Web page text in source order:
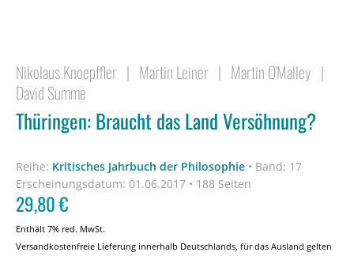
Nikolaus Knoepffler | Martin Leiner | Martin O'Malley |
David Summe
Thüringen: Braucht das Land Versöhnung?
Reihe: Kritisches Jahrbuch der Philosophie • Band: 17
Erscheinungsdatum: 01.06.2017 • 188 Seiten
29,80€
Enthält 7% red. MwSt.
Versandkostenfreie Lieferung innerhalb Deutschlands, für das Ausland gelten